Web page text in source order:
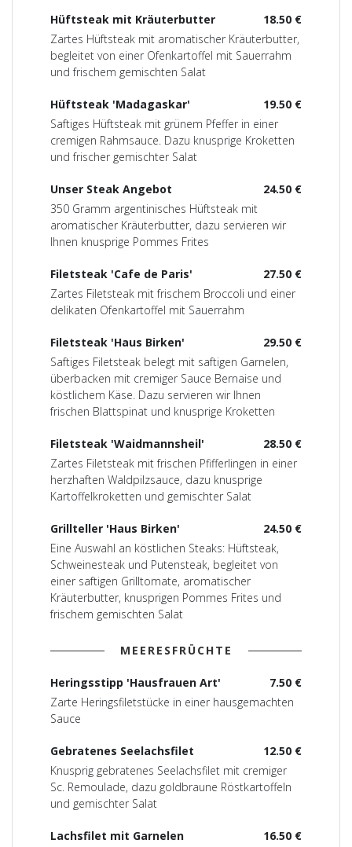
18.50 €
Hüftsteak mit Kräuterbutter
Zartes Hüftsteak mit aromatischer Kräuterbutter,
begleitet von einer Ofenkartoffel mit Sauerrahm
und frischem gemischten Salat
19.50 €
Hüftsteak 'Madagaskar'
Saftiges Hüftsteak mit grünem Pfeffer in einer
cremigen Rahmsauce. Dazu knusprige Kroketten
und frischer gemischter Salat
24.50 €
Unser Steak Angebot
350 Gramm argentinisches Hüftsteak mit
aromatischer Kräuterbutter, dazu servieren wir
Ihnen knusprige Pommes Frites
27.50 €
Filetsteak 'Cafe de Paris'
Zartes Filetsteak mit frischem Broccoli und einer
delikaten Ofenkartoffel mit Sauerrahm
29.50 €
Filetsteak 'Haus Birken'
Saftiges Filetsteak belegt mit saftigen Garnelen,
überbacken mit cremiger Sauce Bernaise und
köstlichem Käse. Dazu servieren wir Ihnen
frischen Blattspinat und knusprige Kroketten
28.50 €
Filetsteak 'Waidmannsheil'
Zartes Filetsteak mit frischen Pfifferlingen in einer
herzhaften Waldpilzsauce, dazu knusprige
Kartoffelkroketten und gemischter Salat
24.50 €
Grillteller 'Haus Birken'
Eine Auswahl an köstlichen Steaks: Hüftsteak,
Schweinesteak und Putensteak, begleitet von
einer saftigen Grilltomate, aromatischer
Kräuterbutter, knusprigen Pommes Frites und
frischem gemischten Salat
MEERESFRÜCHTE
7.50 €
Heringsstipp 'Hausfrauen Art'
Zarte Heringsfiletstücke in einer hausgemachten
Sauce
12.50 €
Gebratenes Seelachsfilet
Knusprig gebratenes Seelachsfilet mit cremiger
Sc. Remoulade, dazu goldbraune Röstkartoffeln
und gemischter Salat
16.50 €
Lachsfilet mit Garnelen